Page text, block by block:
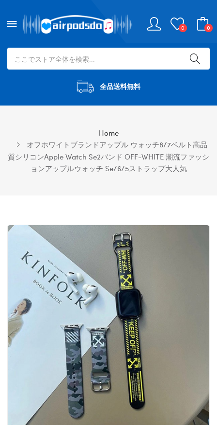
0 0
全品送料無料
Home
オフホワイトブランドアップル ウォッチ8/7ベルト高品
質シリコンapple Watch Se2バンド OFF-WHITE 潮流ファッシ
ョンアップルウォッチ Se/6/5ストラップ大人気